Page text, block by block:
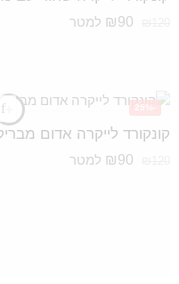
₪90 למטר
-25%
קונקורד לייקרה אדום
₪90 למטר